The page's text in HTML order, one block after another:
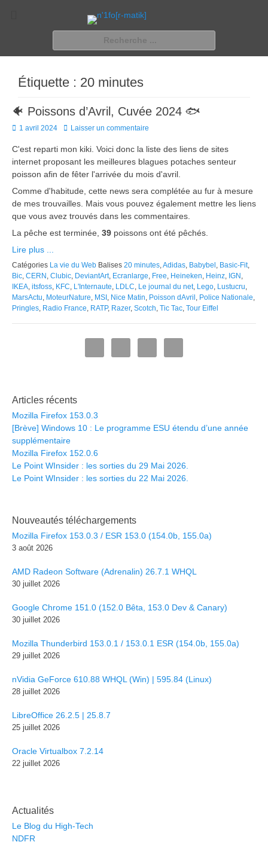
n'1fo[r-matik]
Pour les nymphos d'infos en info…
Étiquette : 20 minutes
🐠 Poissons d’Avril, Cuvée 2024 🐟
Posted
1 avril 2024 Laisser un commentaire
C'est reparti mon kiki. Voici donc la liste des liens de sites
internet proposant les meilleures blagues potaches senteur
poisson afin de fêter l'arrivée du mois d'avril.
Comme d'habitude, cette news sera complétée au fur à mesure
de mes trouvailles. Mais vous pouvez également mettre les liens
que vous avez trouvés dans les commentaires.
La pêche est terminée, 39 poissons ont été pêchés.
Lire plus ...
Catégories La vie du Web Balises 20 minutes,Adidas, Babybel , Basic-Fit,
Bic, CERN , Clubic, DeviantArt, Ecranlarge, Free, Heineken, Heinz, IGN ,
IKEA, itsfoss, KFC, L'Internaute, LDLC, Le journal du net, Lego, Lustucru,
MarsActu, MoteurNature, MSI , Nice Matin, Poisson dAvril , Police Nationale,
Pringles, Radio France, RATP, Razer, Scotch, Tic Tac, Tour Eiffel
Articles récents
Mozilla Firefox 153.0.3
[Brève] Windows 10 : Le programme ESU étendu d’une année
supplémentaire
Mozilla Firefox 152.0.6
Le Point WInsider : les sorties du 29 Mai 2026.
Le Point WInsider : les sorties du 22 Mai 2026.
Nouveautés téléchargements
Mozilla Firefox 153.0.3 / ESR 153.0 (154.0b, 155.0a)
3 août 2026
AMD Radeon Software (Adrenalin) 26.7.1 WHQL
30 juillet 2026
Google Chrome 151.0 (152.0 Bêta, 153.0 Dev & Canary)
30 juillet 2026
Mozilla Thunderbird 153.0.1 / 153.0.1 ESR (154.0b, 155.0a)
29 juillet 2026
nVidia GeForce 610.88 WHQL (Win) | 595.84 (Linux)
28 juillet 2026
LibreOffice 26.2.5 | 25.8.7
25 juillet 2026
Oracle Virtualbox 7.2.14
22 juillet 2026
Actualités
Le Blog du High-Tech
NDFR